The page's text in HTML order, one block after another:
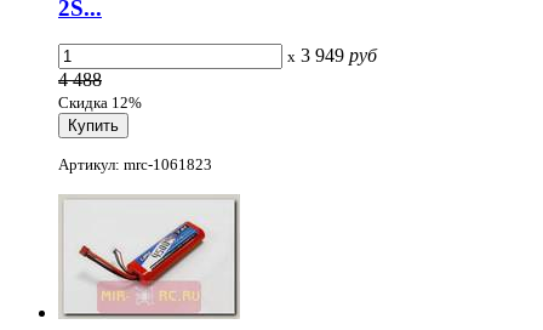
2S...
x 3 949 руб
4 488
Скидка 12%
Артикул: mrc-1061823